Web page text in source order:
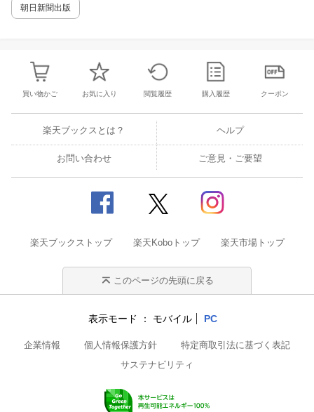
朝日新聞出版
買い物かご お気に入り 閲覧履歴 購入履歴 クーポン
楽天ブックスとは？ ヘルプ
お問い合わせ ご意見・ご要望
楽天ブックストップ 楽天Koboトップ 楽天市場トップ
このページの先頭に戻る
表示モード モバイル PC
企業情報 個人情報保護方針
特定商取引法に基づく表記
サステナビリティ